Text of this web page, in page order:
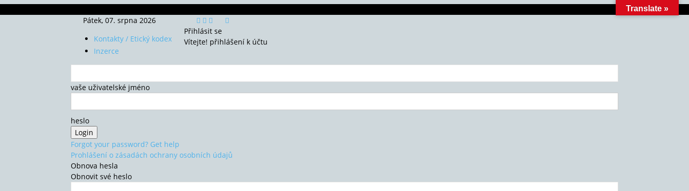
Pátek, 07. srpna 2026
Kontakty / Etický kodex
Inzerce
Přihlásit se
Vítejte! přihlášení k účtu
vaše uživatelské jméno
heslo
Forgot your password? Get help
Prohlášení o zásadách ochrany osobních údajů
Obnova hesla
Obnovit své heslo
Translate »